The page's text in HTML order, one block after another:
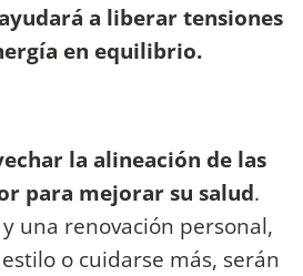
a liberar tensiones
en equilibrio.
la alineación de las
para mejorar su salud.
una renovación personal,
o cuidarse más, serán